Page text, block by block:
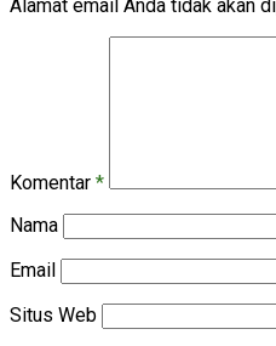
Alamat email Anda tidak akan
Komentar *
Nama
Email
Situs Web